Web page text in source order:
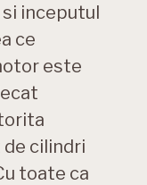
inceputul
ce
este
cilindri
toate ca